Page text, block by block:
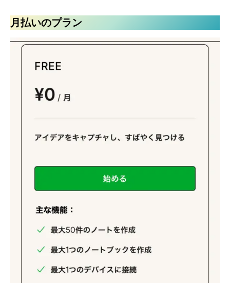
月払いのプラン